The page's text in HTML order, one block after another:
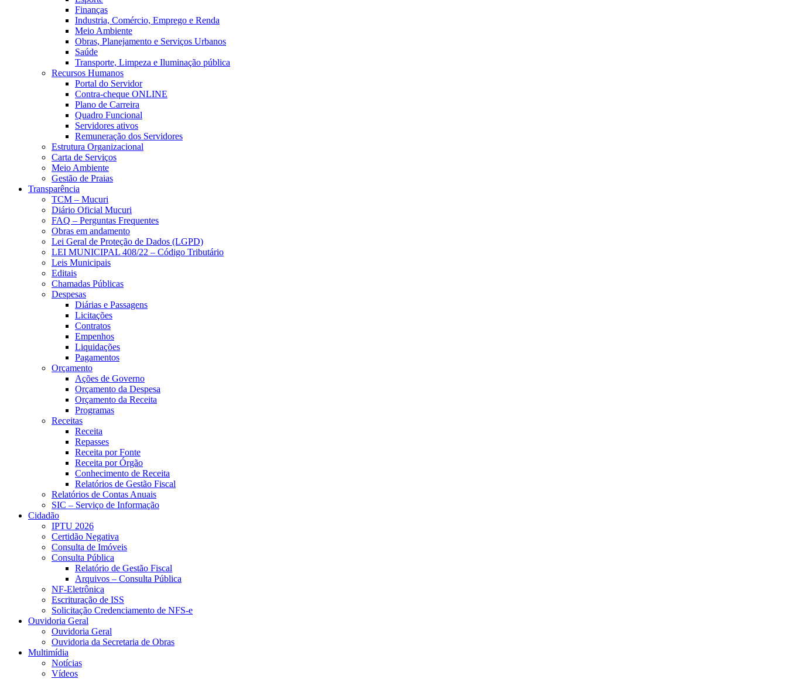
Finanças
Industria, Comércio, Emprego e Renda
Meio Ambiente
Obras, Planejamento e Serviços Urbanos
Saúde
Transporte, Limpeza e Iluminação pública
Recursos Humanos
Portal do Servidor
Contra-cheque ONLINE
Plano de Carreira
Quadro Funcional
Servidores ativos
Remuneração dos Servidores
Estrutura Organizacional
Carta de Serviços
Meio Ambiente
Gestão de Praias
Transparência
TCM – Mucuri
Diário Oficial Mucuri
FAQ – Perguntas Frequentes
Obras em andamento
Lei Geral de Proteção de Dados (LGPD)
LEI MUNICIPAL 408/22 – Código Tributário
Leis Municipais
Editais
Chamadas Públicas
Despesas
Diárias e Passagens
Licitações
Contratos
Empenhos
Liquidações
Pagamentos
Orçamento
Ações de Governo
Orçamento da Despesa
Orçamento da Receita
Programas
Receitas
Receita
Repasses
Receita por Fonte
Receita por Órgão
Conhecimento de Receita
Relatórios de Gestão Fiscal
Relatórios de Contas Anuais
SIC – Serviço de Informação
Cidadão
IPTU 2026
Certidão Negativa
Consulta de Imóveis
Consulta Pública
Relatório de Gestão Fiscal
Arquivos – Consulta Pública
NF-Eletrônica
Escrituração de ISS
Solicitação Credenciamento de NFS-e
Ouvidoria Geral
Ouvidoria Geral
Ouvidoria da Secretaria de Obras
Multimídia
Notícias
Vídeos